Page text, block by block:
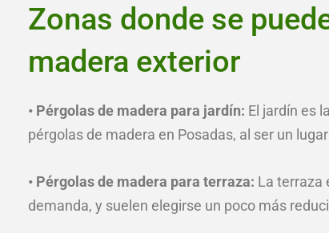
Zonas donde se
madera exterior
• Pérgolas de madera para jardín: El jardín es
pérgolas de madera en Posadas, al ser un
• Pérgolas de madera para terraza: La terraza
demanda, y suelen elegirse un poco más